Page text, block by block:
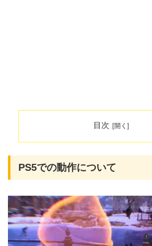
目次
PS5での動作について